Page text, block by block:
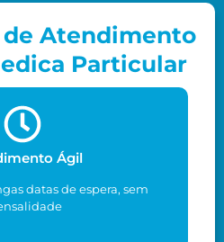
Atendimento
Particular
Ágil
datas de espera, sem